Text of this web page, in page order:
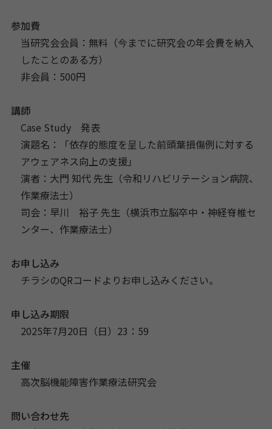
参加費
当研究会会員：無料（今までに研究会の年会費を納入
したことのある方）
非会員：500円
講師
Case Study 発表
演題名：「依存的態度を呈した前頭葉損傷例に対する
アウェアネス向上の支援」
演者：大門 知代 先生（令和リハビリテーション病院、
作業療法士）
司会：早川 裕子 先生（横浜市立脳卒中・神経脊椎セ
ンター、作業療法士）
お申し込み
チラシのQRコードよりお申し込みください。
申し込み期限
2025年7月20日（日）23：59
主催
高次脳機能障害作業療法研究会
問い合わせ先